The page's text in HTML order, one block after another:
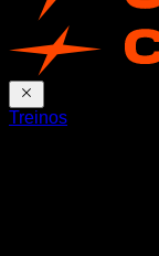
Treinos